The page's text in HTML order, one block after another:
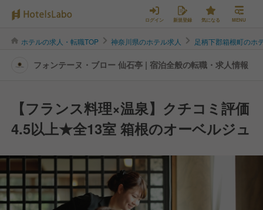
ログイン 新規登録 気になる MENU
ホテルの求人・転職TOP 神奈川県のホテル求人 足柄下郡箱根町のホ
フォンテーヌ・ブロー 仙石亭 | 宿泊全般の転職・求人情報
【フランス料理×温泉】クチコミ評価
4.5以上★全13室 箱根のオーベルジュ